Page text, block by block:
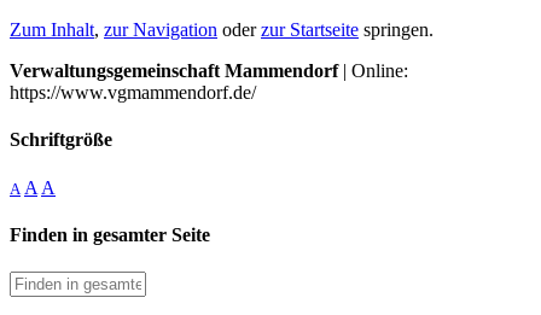
Zum Inhalt, zur Navigation oderzur Startseite springen.
Verwaltungsgemeinschaft Mammendorf| Online:
https://www.vgmammendorf.de/
Schriftgröße
A A A
Finden in gesamter Seite